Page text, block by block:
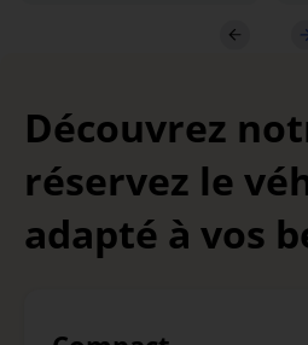
Découvrez
réservez le
adapté à vos